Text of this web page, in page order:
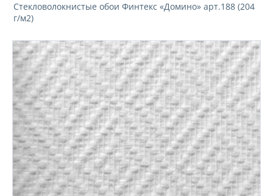
Стекловолокнистые обои Финтекс «Домино» арт.188 (204
г/м2)